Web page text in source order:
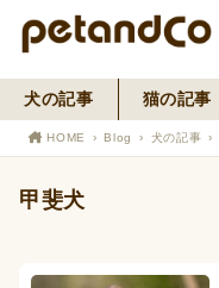
犬の記事 猫の記事
HOME Blog 犬の記事
甲斐犬